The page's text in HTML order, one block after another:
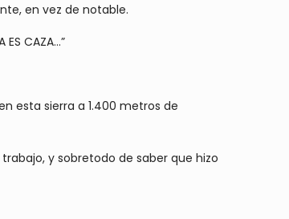
en vez de notable.
CAZA…”
esta sierra a 1.400 metros de
trabajo, y sobretodo de saber que hizo